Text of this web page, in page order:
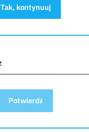
Tak, kontynuuj
Potwierdź